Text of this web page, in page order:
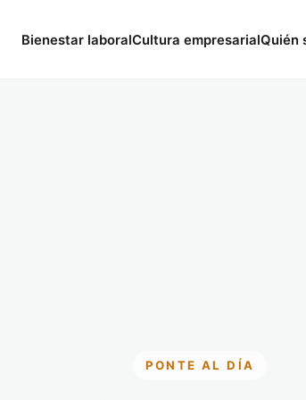
Bienestar laboralCultura empresarialQuién
PONTE AL DÍA